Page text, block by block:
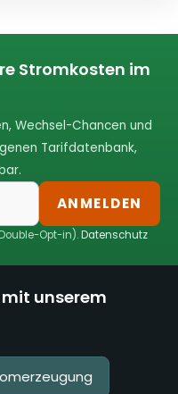
Stromkosten im
Wechsel-Chancen und
Tarifdatenbank,
ANMELDEN
Opt-in).Datenschutz
unserem